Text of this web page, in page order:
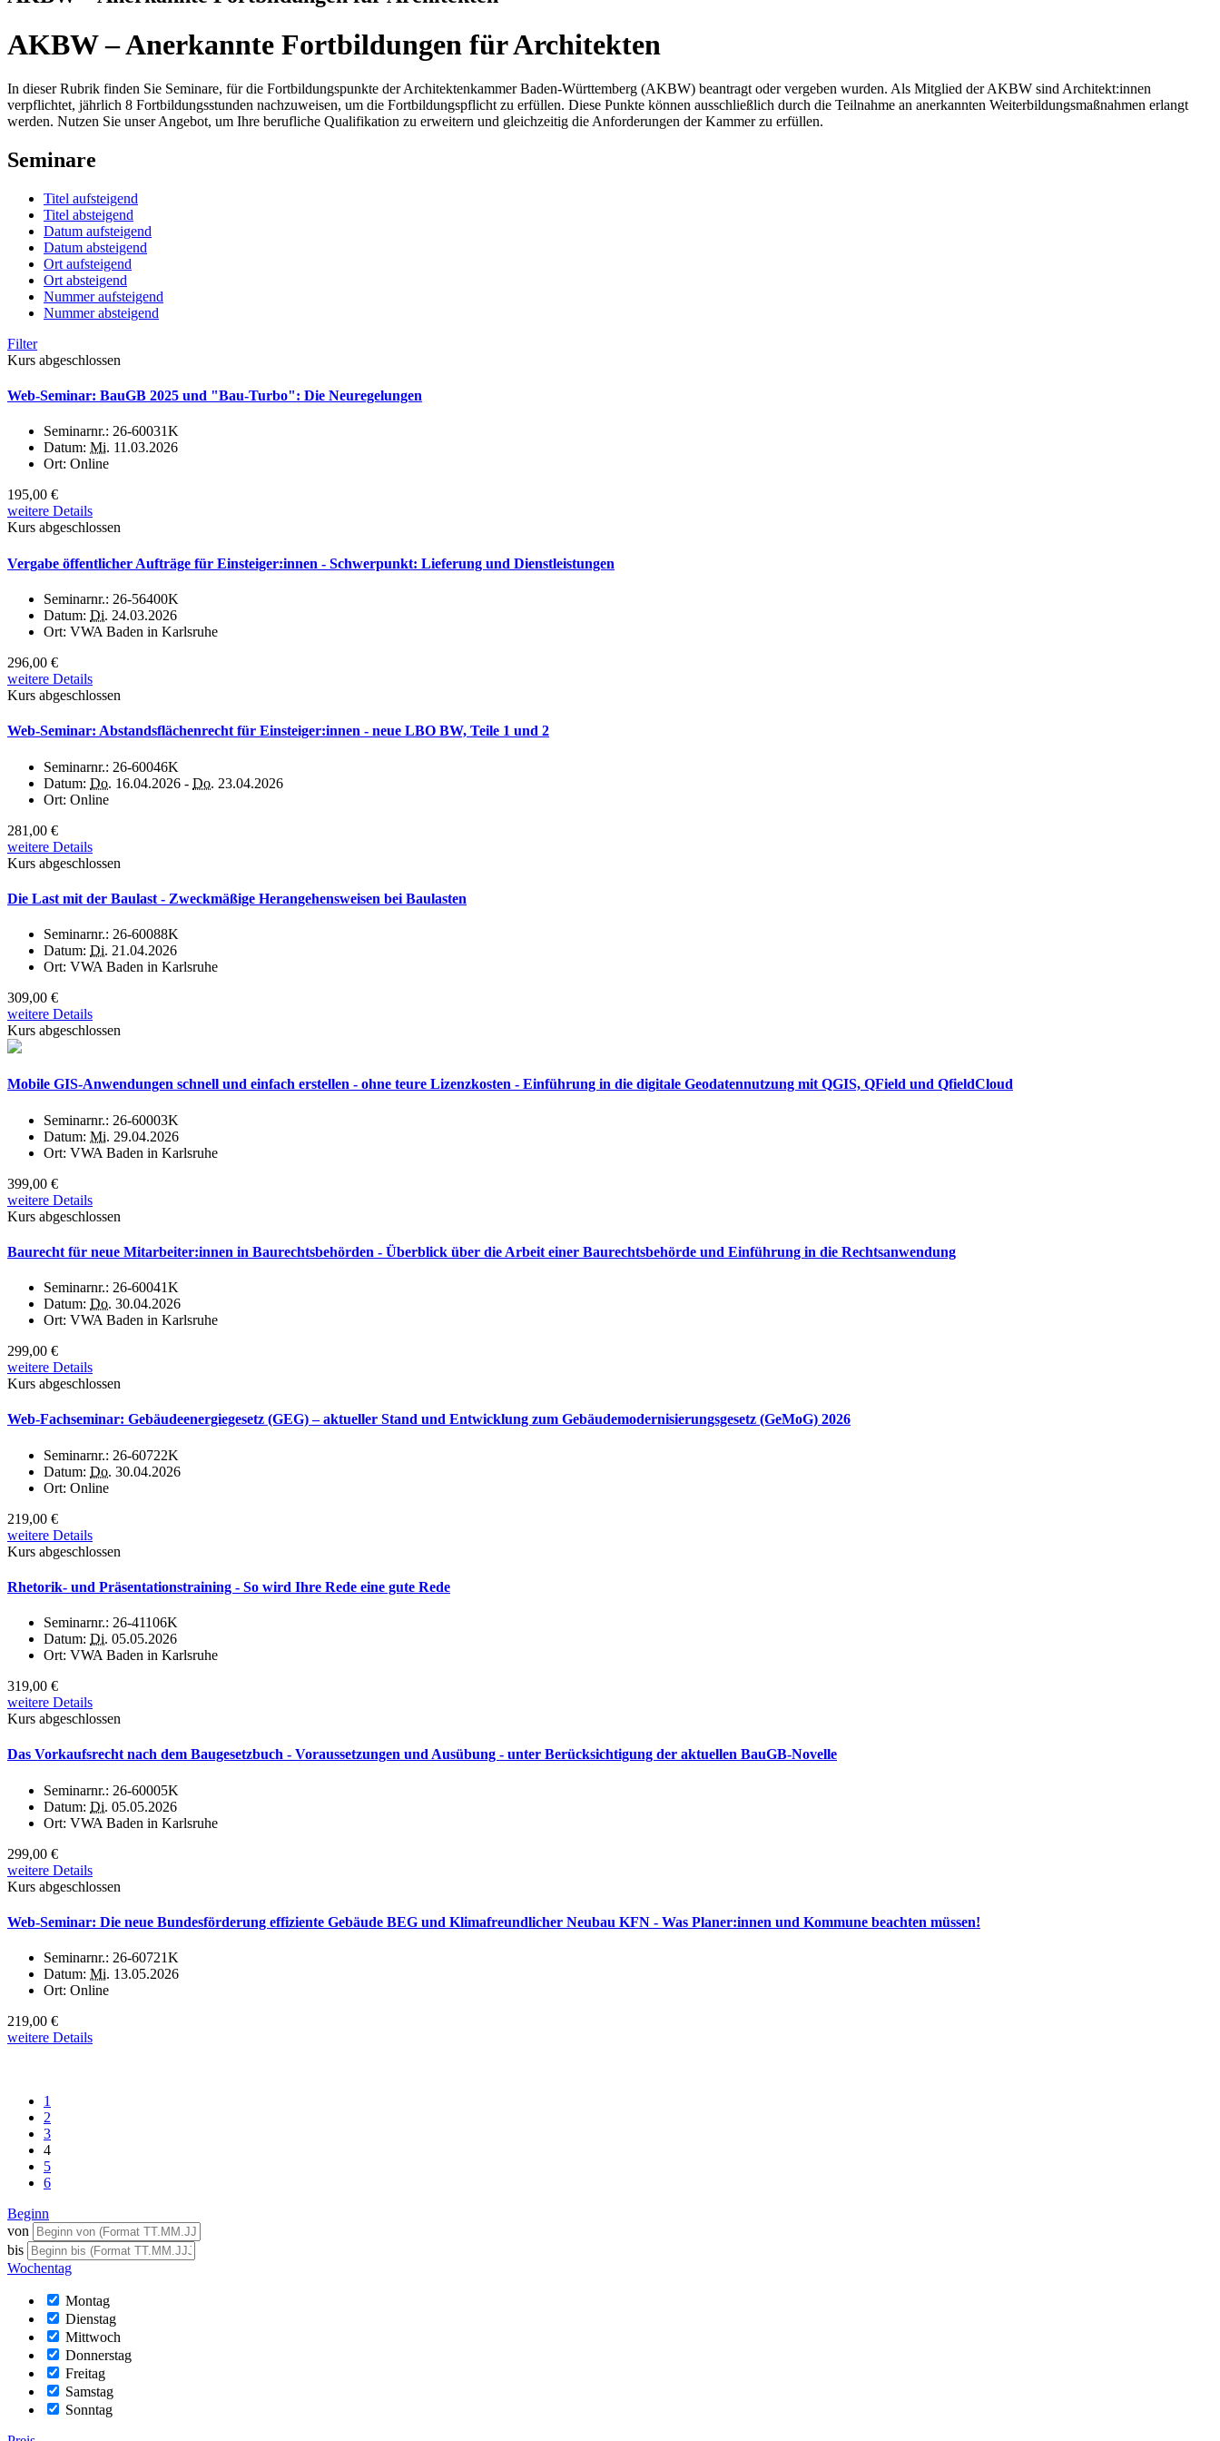
AKBW – Anerkannte Fortbildungen für Architekten
In dieser Rubrik finden Sie Seminare, für die Fortbildungspunkte der Architektenkammer Baden-Württemberg (AKBW) beantragt oder vergeben wurden. Als Mitglied der AKBW sind Architekt:innen
verpflichtet, jährlich 8 Fortbildungsstunden nachzuweisen, um die Fortbildungspflicht zu erfüllen. Diese Punkte können ausschließlich durch die Teilnahme an anerkannten Weiterbildungsmaßnahmen erlangt
werden. Nutzen Sie unser Angebot, um Ihre berufliche Qualifikation zu erweitern und gleichzeitig die Anforderungen der Kammer zu erfüllen.
Seminare
Titel aufsteigend
Titel absteigend
Datum aufsteigend
Datum absteigend
Ort aufsteigend
Ort absteigend
Nummer aufsteigend
Nummer absteigend
Filter
Kurs abgeschlossen
Web-Seminar: BauGB 2025 und "Bau-Turbo": Die Neuregelungen
Seminarnr.: 26-60031K
Datum: Mi. 11.03.2026
Ort: Online
195,00 €
weitere Details
Kurs abgeschlossen
Vergabe öffentlicher Aufträge für Einsteiger:innen - Schwerpunkt: Lieferung und Dienstleistungen
Seminarnr.: 26-56400K
Datum: Di. 24.03.2026
Ort: VWA Baden in Karlsruhe
296,00 €
weitere Details
Kurs abgeschlossen
Web-Seminar: Abstandsflächenrecht für Einsteiger:innen - neue LBO BW, Teile 1 und 2
Seminarnr.: 26-60046K
Datum: Do. 16.04.2026 - Do. 23.04.2026
Ort: Online
281,00 €
weitere Details
Kurs abgeschlossen
Die Last mit der Baulast - Zweckmäßige Herangehensweisen bei Baulasten
Seminarnr.: 26-60088K
Datum: Di. 21.04.2026
Ort: VWA Baden in Karlsruhe
309,00 €
weitere Details
Kurs abgeschlossen
Mobile GIS-Anwendungen schnell und einfach erstellen - ohne teure Lizenzkosten - Einführung in die digitale Geodatennutzung mit QGIS, QField und QfieldCloud
Seminarnr.: 26-60003K
Datum: Mi. 29.04.2026
Ort: VWA Baden in Karlsruhe
399,00 €
weitere Details
Kurs abgeschlossen
Baurecht für neue Mitarbeiter:innen in Baurechtsbehörden - Überblick über die Arbeit einer Baurechtsbehörde und Einführung in die Rechtsanwendung
Seminarnr.: 26-60041K
Datum: Do. 30.04.2026
Ort: VWA Baden in Karlsruhe
299,00 €
weitere Details
Kurs abgeschlossen
Web-Fachseminar: Gebäudeenergiegesetz (GEG) – aktueller Stand und Entwicklung zum Gebäudemodernisierungsgesetz (GeMoG) 2026
Seminarnr.: 26-60722K
Datum: Do. 30.04.2026
Ort: Online
219,00 €
weitere Details
Kurs abgeschlossen
Rhetorik- und Präsentationstraining - So wird Ihre Rede eine gute Rede
Seminarnr.: 26-41106K
Datum: Di. 05.05.2026
Ort: VWA Baden in Karlsruhe
319,00 €
weitere Details
Kurs abgeschlossen
Das Vorkaufsrecht nach dem Baugesetzbuch - Voraussetzungen und Ausübung - unter Berücksichtigung der aktuellen BauGB-Novelle
Seminarnr.: 26-60005K
Datum: Di. 05.05.2026
Ort: VWA Baden in Karlsruhe
299,00 €
weitere Details
Kurs abgeschlossen
Web-Seminar: Die neue Bundesförderung effiziente Gebäude BEG und Klimafreundlicher Neubau KFN - Was Planer:innen und Kommune beachten müssen!
Seminarnr.: 26-60721K
Datum: Mi. 13.05.2026
Ort: Online
219,00 €
weitere Details
1
2
3
4
5
6
Beginn
von
bis
Wochentag
Montag
Dienstag
Mittwoch
Donnerstag
Freitag
Samstag
Sonntag